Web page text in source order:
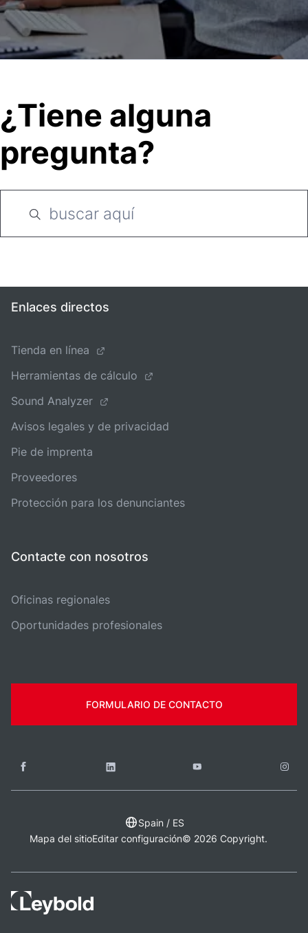
¿Tiene alguna
pregunta?
Enlaces directos
Tienda en línea
Herramientas de cálculo
Sound Analyzer
Avisos legales y de privacidad
Pie de imprenta
Proveedores
Protección para los denunciantes
Contacte con nosotros
Oficinas regionales
Oportunidades profesionales
FORMULARIO DE CONTACTO
Mapa del sitioEditar configuración© 2026 Copyright.
Spain / ES